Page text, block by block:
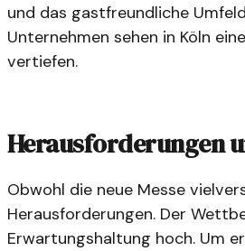
und das gastfreundliche
Unternehmen sehen in Köln
vertiefen.
Herausforderungen
Obwohl die neue Messe
Herausforderungen. Der
Erwartungshaltung hoch. Um